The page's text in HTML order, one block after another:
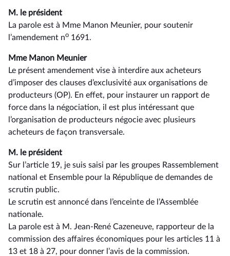
M. le président
La parole est à Mme Manon Meunier, pour soutenir
l’amendement no 1691.
Mme Manon Meunier
Le présent amendement vise à interdire aux acheteurs
d’imposer des clauses d’exclusivité aux organisations de
producteurs (OP). En effet, pour instaurer un rapport de
force dans la négociation, il est plus intéressant que
l’organisation de producteurs négocie avec plusieurs
acheteurs de façon transversale.
M. le président
Sur l’article 19, je suis saisi par les groupes Rassemblement
national et Ensemble pour la République de demandes de
scrutin public.
Le scrutin est annoncé dans l’enceinte de l’Assemblée
nationale.
La parole est à M. Jean-René Cazeneuve, rapporteur de la
commission des affaires économiques pour les articles 11 à
13 et 18 à 27, pour donner l’avis de la commission.